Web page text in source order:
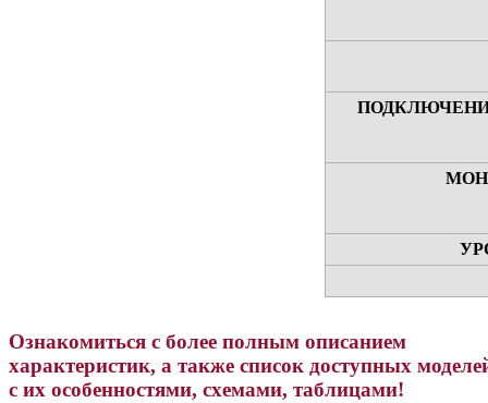
Ознакомиться с более полным описанием
характеристик, а также список доступных
с их особенностями, схемами, таблицами!